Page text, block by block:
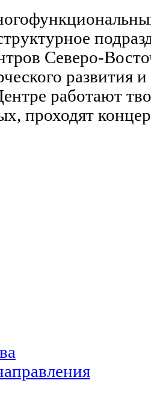
Северо-
развития
работают
проходят